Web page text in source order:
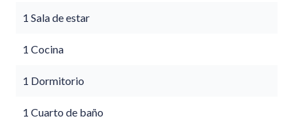
1 Sala de estar
1 Cocina
1 Dormitorio
1 Cuarto de baño